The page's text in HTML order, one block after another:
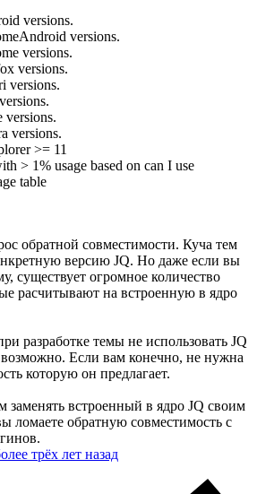
versions.
versions.
versions.
versions.
versions.
versions.
versions.
>= 11
> 1% usage based on can I use
table
обратной совместимости. Куча тем
версию JQ. Но даже если вы
существует огромное количество
расчитывают на встроенную в ядро
разработке темы не использовать JQ
возможно. Если вам конечно, не нужна
которую он предлагает.
заменять встроенный в ядро JQ своим
ломаете обратную совместимость с
трёх лет назад